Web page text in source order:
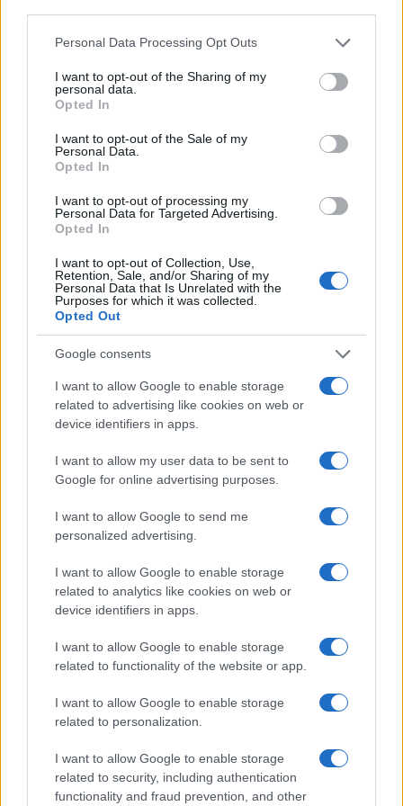
Please note that this website/app uses one or more Google
not limited to your visit or usage behaviour. You may click to
grant or deny consent to Google and its third-party tags to
use your data for below specified purposes in below Google
consent section.
Personal Data Processing Opt Outs
I want to opt-out of the Sharing of my
personal data.
Opted In
I want to opt-out of the Sale of my
Personal Data.
Opted In
I want to opt-out of processing my
Personal Data for Targeted Advertising.
Opted In
I want to opt-out of Collection, Use,
Retention, Sale, and/or Sharing of my
Personal Data that Is Unrelated with the
Purposes for which it was collected.
Opted Out
Google consents
I want to allow Google to enable storage
related to advertising like cookies on web or
device identifiers in apps.
I want to allow my user data to be sent to
Google for online advertising purposes.
I want to allow Google to send me
personalized advertising.
I want to allow Google to enable storage
related to analytics like cookies on web or
device identifiers in apps.
I want to allow Google to enable storage
related to functionality of the website or app.
I want to allow Google to enable storage
related to personalization.
I want to allow Google to enable storage
related to security, including authentication
functionality and fraud prevention, and other
Vuoi rimuovere le pubblicità nazionali?
Puoi abbonarti asoli € 1,10 al mese
cliccandoqui
Sei già abbonato?
Puoi effettuare l'accesso andando nella
sezioneLogin dal menù del sito o
TEMI: Calangianus Notizie
Notizie Sardegna
World Bread Masters
Notizie in tempo reale?
GalluraOggi.it
i tuoi video e le tue foto
Su WhatsApp al numero +39